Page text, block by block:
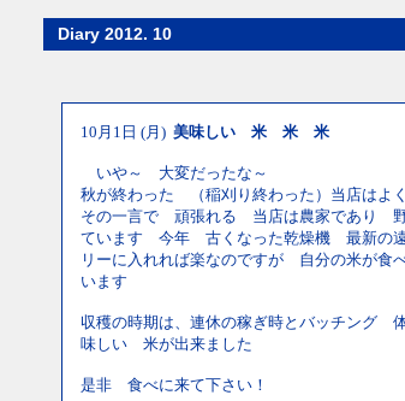
Diary 2012. 10
10月1日 (月) 美味しい 米 米 米
いや～ 大変だったな～
秋が終わった （稲刈り終わった）当店は
その一言で 頑張れる 当店は農家であり
ています 今年 古くなった乾燥機 最新の遠
リーに入れれば楽なのですが 自分の米が
います
収穫の時期は、連休の稼ぎ時とバッチング
味しい 米が出来ました
是非 食べに来て下さい！